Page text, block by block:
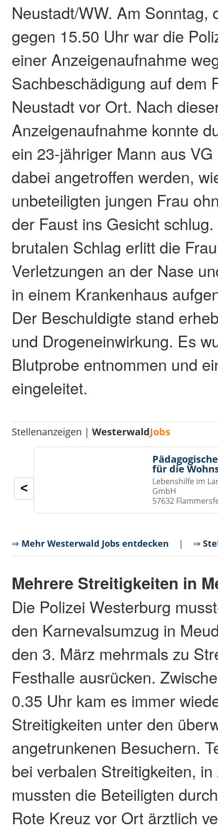
Neustadt/WW. Am Sonntag,
gegen 15.50 Uhr war die
einer Anzeigenaufnahme
Sachbeschädigung auf dem
Neustadt vor Ort. Nach
Anzeigenaufnahme konnte
ein 23-jähriger Mann aus
dabei angetroffen werden,
unbeteiligten jungen Frau
der Faust ins Gesicht
brutalen Schlag erlitt die
Verletzungen an der Nase
in einem Krankenhaus
Der Beschuldigte stand
und Drogeneinwirkung. Es
Blutprobe entnommen und
eingeleitet.
Stellenanzeigen |WesterwaldJobs
für die
Lebenshilfe im
GmbH
57632
<
⇒ Mehr Westerwald Jobs entdecken | ⇒
Mehrere Streitigkeiten in
Die Polizei Westerburg
den Karnevalsumzug in
den 3. März mehrmals zu
Festhalle ausrücken.
0.35 Uhr kam es immer
Streitigkeiten unter den
angetrunkenen Besuchern.
bei verbalen Streitigkeiten,
mussten die Beteiligten
Rote Kreuz vor Ort ärztlich